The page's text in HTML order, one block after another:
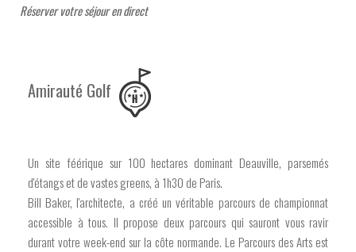
Réserver votre séjour en direct
Amirauté Golf
Un site féérique sur 100 hectares dominant Deauville, parsemés
d'étangs et de vastes greens, à 1h30 de Paris.
Bill Baker, l'architecte, a créé un véritable parcours de championnat
accessible à tous. Il propose deux parcours qui sauront vous ravir
durant votre week-end sur la côte normande. Le Parcours des Arts est